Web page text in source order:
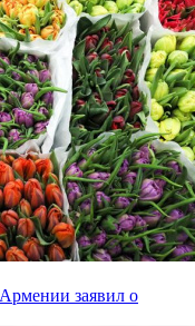
заявил о